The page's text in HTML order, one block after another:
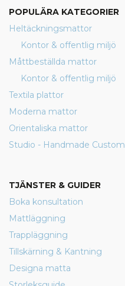
POPULÄRA KATEGORIER
Heltäckningsmattor
Kontor & offentlig miljö
Måttbeställda mattor
Kontor & offentlig miljö
Textila plattor
Moderna mattor
Orientaliska mattor
Studio - Handmade
TJÄNSTER & GUIDER
Boka konsultation
Mattläggning
Trappläggning
Tillskärning & Kantning
Designa matta